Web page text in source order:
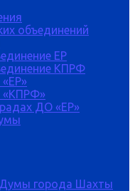
объединений
ЕР
КПРФ
ДО «ЕР»
Думы города Шахты